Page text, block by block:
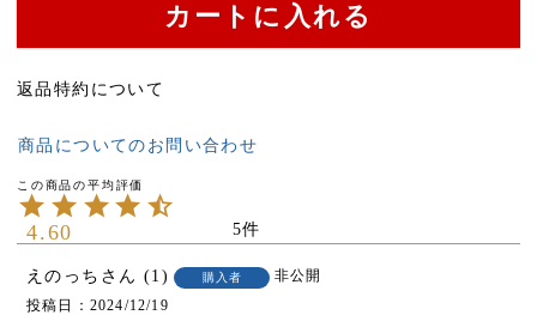
カートに入れる
返品特約について
商品についてのお問い合わせ
4.60 5
えのっち 1 購入者
非公開
投稿日
2024/12/19